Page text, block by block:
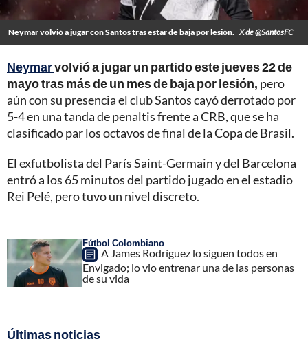
Neymar volvió a jugar con Santos tras estar de baja por lesión. X de @SantosFC
Neymarvolvió a jugar un partido este jueves 22 de
mayo tras más de un mes de baja por lesión, pero
aún con su presencia el club Santos cayó derrotado por
5-4 en una tanda de penaltis frente a CRB, que se ha
clasificado par los octavos de final de la Copa de Brasil.
El exfutbolista del París Saint-Germain y del Barcelona
entró a los 65 minutos del partido jugado en el estadio
Rei Pelé, pero tuvo un nivel discreto.
Fútbol Colombiano
A James Rodríguez lo siguen todos en
Envigado; lo vio entrenar una de las personas
de su vida
Últimas noticias